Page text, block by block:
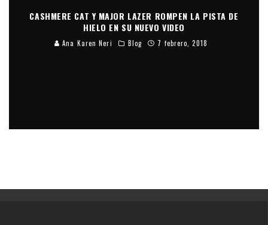
CASHMERE CAT Y MAJOR LAZER ROMPEN LA PISTA DE
HIELO EN SU NUEVO VIDEO
Ana Karen Neri Blog 7 febrero, 2018